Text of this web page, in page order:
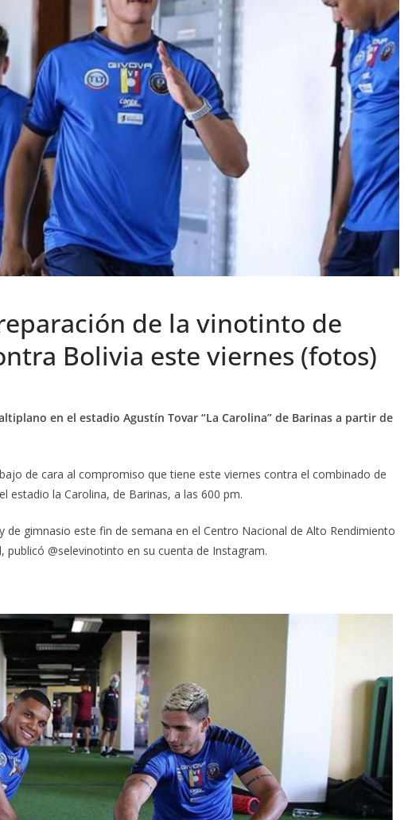
de la vinotinto de
Bolivia este viernes (fotos)
en el estadio Agustín Tovar “La Carolina” de Barinas a partir de
de cara al compromiso que tiene este viernes contra el combinado de
estadio la Carolina, de Barinas, a las 600 pm.
de gimnasio este fin de semana en el Centro Nacional de Alto Rendimiento
publicó @selevinotinto en su cuenta de Instagram.